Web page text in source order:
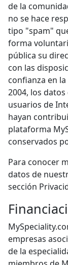
de la
no se hace
tipo "spam"
forma
pública su
con las
confianza en
2004, los
usuarios de
hayan
plataforma
conservados
Para conocer
datos de
sección
empresas
de la